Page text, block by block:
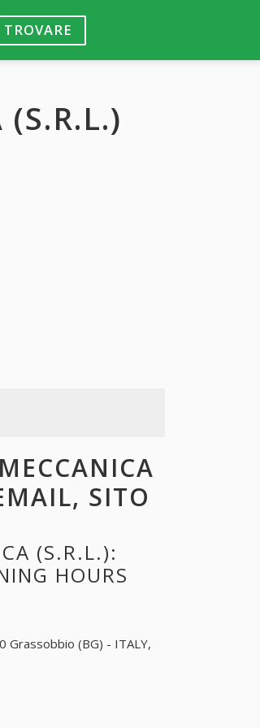
TROVARE
(S.R.L.)
SITO
(S.R.L.):
HOURS
Grassobbio (BG) - ITALY,